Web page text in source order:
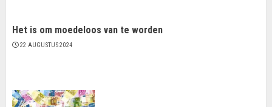
Het is om moedeloos van te worden
22 AUGUSTUS 2024